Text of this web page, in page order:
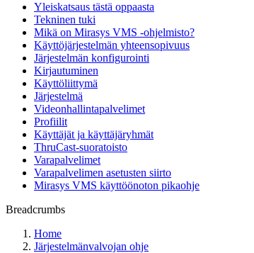
Yleiskatsaus tästä oppaasta
Tekninen tuki
Mikä on Mirasys VMS -ohjelmisto?
Käyttöjärjestelmän yhteensopivuus
Järjestelmän konfigurointi
Kirjautuminen
Käyttöliittymä
Järjestelmä
Videonhallintapalvelimet
Profiilit
Käyttäjät ja käyttäjäryhmät
ThruCast-suoratoisto
Varapalvelimet
Varapalvelimen asetusten siirto
Mirasys VMS käyttöönoton pikaohje
Breadcrumbs
Home
Järjestelmänvalvojan ohje